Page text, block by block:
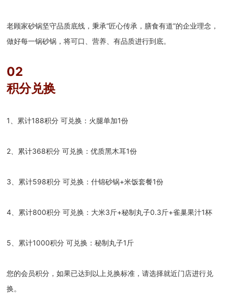
老顾家砂锅坚守品质底线，秉承“匠心传承，膳食有道”的企业理念，
做好每一锅砂锅，将可口、营养、有品质进行到底。
02
积分兑换
1、累计188积分 可兑换：火腿单加1份
2、累计368积分 可兑换：优质黑木耳1份
3、累计598积分 可兑换：什锦砂锅+米饭套餐1份
4、累计800积分 可兑换：大米3斤+秘制丸子0.3斤+雀巢果汁1杯
5、累计1000积分 可兑换：秘制丸子1斤
您的会员积分，如果已达到以上兑换标准，请选择就近门店进行兑
换。